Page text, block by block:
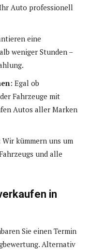
Auto professionell
eine
weniger Stunden –
: Egal ob
Fahrzeuge mit
Autos aller Marken
Wir kümmern uns um
und alle
in
Sie einen Termin
Alternativ